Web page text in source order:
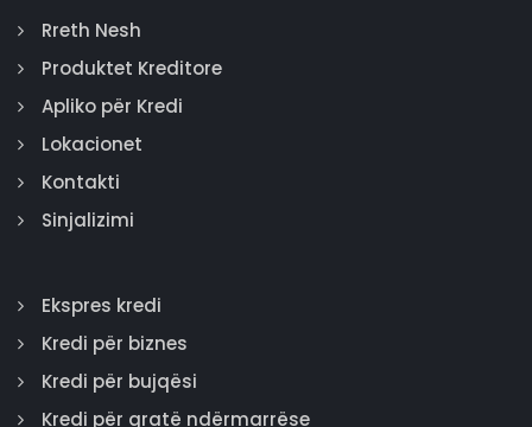
Rreth Nesh
Produktet Kreditore
Apliko për Kredi
Lokacionet
Kontakti
Sinjalizimi
Ekspres kredi
Kredi për biznes
Kredi për bujqësi
Kredi për gratë ndërmarrëse